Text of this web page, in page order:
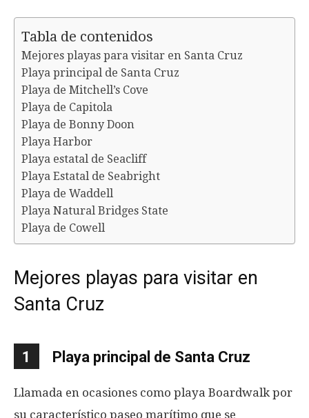
Tabla de contenidos
Mejores playas para visitar en Santa Cruz
Playa principal de Santa Cruz
Playa de Mitchell’s Cove
Playa de Capitola
Playa de Bonny Doon
Playa Harbor
Playa estatal de Seacliff
Playa Estatal de Seabright
Playa de Waddell
Playa Natural Bridges State
Playa de Cowell
Mejores playas para visitar en
Santa Cruz
1 Playa principal de Santa Cruz
Llamada en ocasiones como playa Boardwalk por
su característico paseo marítimo que se